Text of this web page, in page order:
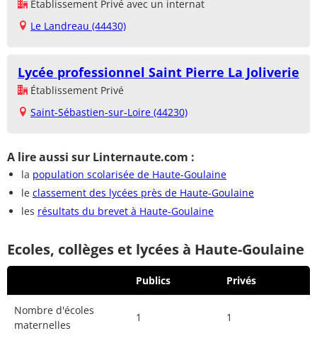
Établissement Privé avec un internat
Le Landreau (44430)
Lycée professionnel Saint Pierre La Joliverie
Établissement Privé
Saint-Sébastien-sur-Loire (44230)
A lire aussi sur Linternaute.com :
la population scolarisée de Haute-Goulaine
le classement des lycées près de Haute-Goulaine
les résultats du brevet à Haute-Goulaine
Ecoles, collèges et lycées à Haute-Goulaine
Publics Privés
Nombre d'écoles
maternelles
1 1